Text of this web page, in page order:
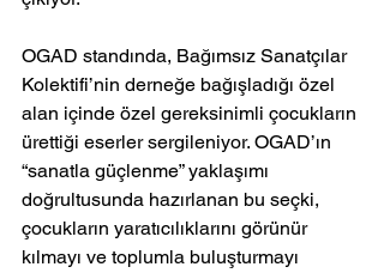
OGAD standında, Bağımsız Sanatçılar
Kolektifi’nin derneğe bağışladığı özel
alan içinde özel gereksinimli çocukların
ürettiği eserler sergileniyor. OGAD’ın
“sanatla güçlenme” yaklaşımı
doğrultusunda hazırlanan bu seçki,
çocukların yaratıcılıklarını görünür
kılmayı ve toplumla buluşturmayı